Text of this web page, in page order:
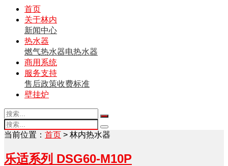
首页
关于林内
新闻中心
热水器
燃气热水器电热水器
商用系统
服务支持
售后政策收费标准
壁挂炉
当前位置： 首页 > 林内热水器
乐适系列 DSG60-M10P